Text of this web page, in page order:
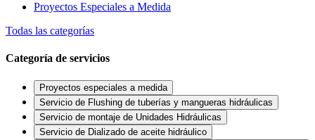
Proyectos Especiales a Medida
Todas las categorías
Categoría de servicios
Proyectos especiales a medida
Servicio de Flushing de tuberías y mangueras hidráulicas
Servicio de montaje de Unidades Hidráulicas
Servicio de Dializado de aceite hidráulico